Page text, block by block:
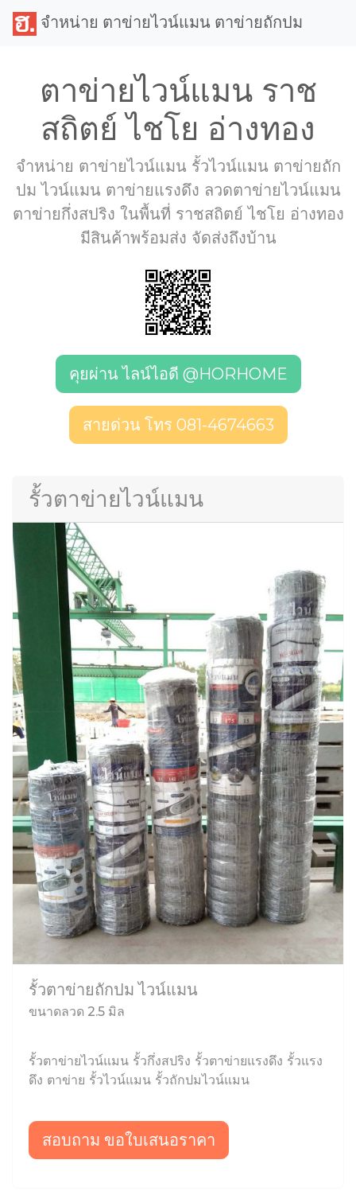
จำหน่าย ตาข่ายไวน์แมน ตาข่ายถักปม
ตาข่ายไวน์แมน ราช
สถิตย์ ไชโย อ่างทอง
จำหน่าย ตาข่ายไวน์แมน รั้วไวน์แมน ตาข่ายถัก
ปม ไวน์แมน ตาข่ายแรงดึง ลวดตาข่ายไวน์แมน
ตาข่ายกึ่งสปริง ในพื้นที่ ราชสถิตย์ ไชโย อ่างทอง
มีสินค้าพร้อมส่ง จัดส่งถึงบ้าน
คุยผ่าน ไลน์ไอดี @HORHOME
สายด่วน โทร 081-4674663
รั้วตาข่ายไวน์แมน
รั้วตาข่ายถักปม ไวน์แมน
ขนาดลวด 2.5 มิล
รั้วตาข่ายไวน์แมน รั้วกึ่งสปริง รั้วตาข่ายแรงดึง รั้วแรง
ดึง ตาข่าย รั้วไวน์แมน รั้วถักปมไวน์แมน
สอบถาม ขอใบเสนอราคา